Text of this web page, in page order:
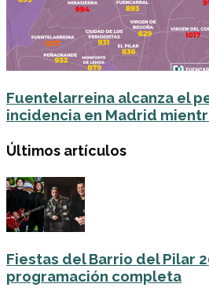
Fuentelarreina alcanza el
incidencia en Madrid
Últimos artículos
Fiestas del Barrio del Pilar
programación completa